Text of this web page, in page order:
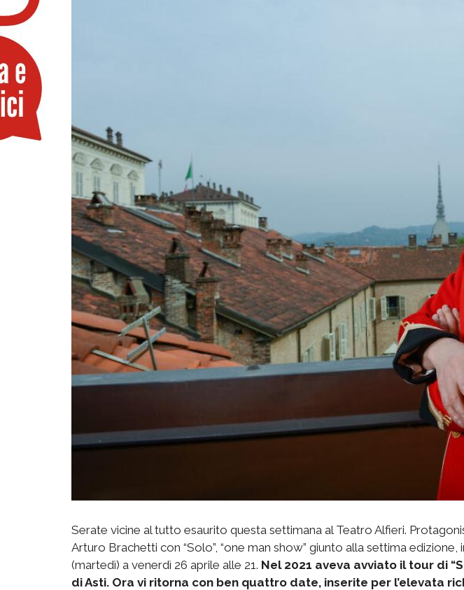
Serate vicine al tutto esaurito questa settimana al Teatro Alfieri.
Arturo Brachetti con “Solo”, “one man show” giunto alla settima
(martedì) a venerdì 26 aprile alle 21. Nel 2021 aveva avviato il tour di
di Asti. Ora vi ritorna con ben quattro date, inserite per l’elevata